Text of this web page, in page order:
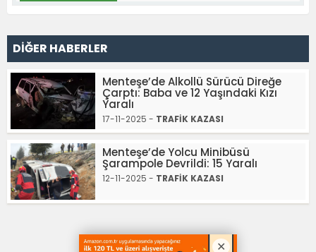
DİĞER HABERLER
Menteşe’de Alkollü Sürücü Direğe
Çarptı: Baba ve 12 Yaşındaki Kızı
Yaralı
17-11-2025 - TRAFİK KAZASI
Menteşe’de Yolcu Minibüsü
Şarampole Devrildi: 15 Yaralı
12-11-2025 - TRAFİK KAZASI